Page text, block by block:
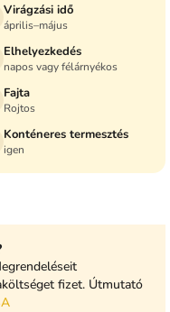
Virágzási idő
április–május
Elhelyezkedés
napos vagy félárnyékos
Fajta
Rojtos
Konténeres termesztés
igen
fizet. Útmutató